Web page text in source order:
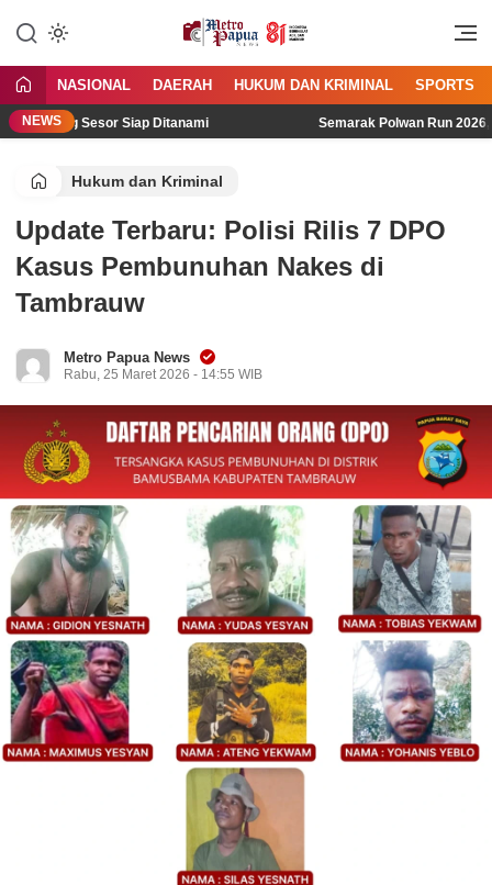
MetroPapua News
Jangan Gentar Bicara Benar
NASIONAL DAERAH HUKUM DAN KRIMINAL SPORTS
NEWSSesor Siap Ditanami Semarak Polwan Run 2026,
Hukum dan Kriminal
Update Terbaru: Polisi Rilis 7 DPO
Kasus Pembunuhan Nakes di
Tambrauw
Metro Papua News
Rabu, 25 Maret 2026 - 14:55 WIB